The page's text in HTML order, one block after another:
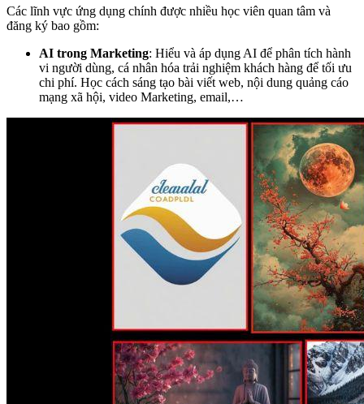
Các lĩnh vực ứng dụng chính được nhiều học viên quan tâm và
đăng ký bao gồm:
AI trong Marketing: Hiểu và áp dụng AI để phân tích hành
vi người dùng, cá nhân hóa trải nghiệm khách hàng để tối ưu
chi phí. Học cách sáng tạo bài viết web, nội dung quảng cáo
mạng xã hội, video Marketing, email,…